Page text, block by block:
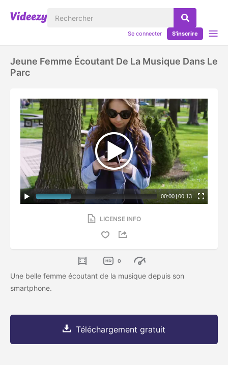
Se connecter S'inscrire
Jeune Femme Écoutant De La Musique Dans Le
Parc
00:00|00:13
LICENSE INFO
0
Une belle femme écoutant de la musique depuis son
smartphone.
Téléchargement gratuit